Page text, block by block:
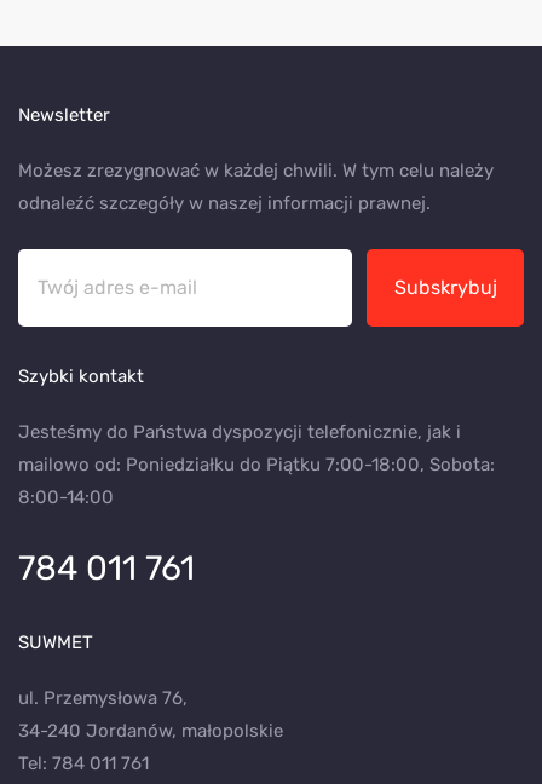
Newsletter
Możesz zrezygnować w każdej chwili. W tym celu należy
odnaleźć szczegóły w naszej informacji prawnej.
Subskrybuj
Szybki kontakt
Jesteśmy do Państwa dyspozycji telefonicznie, jak i
mailowo od: Poniedziałku do Piątku 7:00-18:00, Sobota:
8:00-14:00
784 011 761
SUWMET
ul. Przemysłowa 76,
34-240 Jordanów, małopolskie
Tel: 784 011 761